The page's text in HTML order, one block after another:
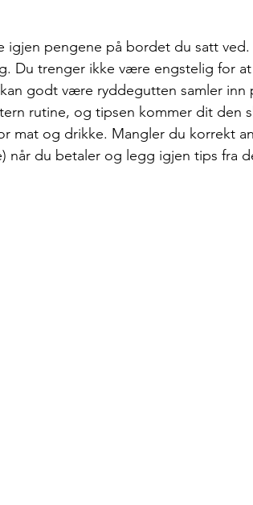
igjen pengene på bordet du satt ved.
Du trenger ikke være engstelig for at
godt være ryddegutten samler inn
rutine, og tipsen kommer dit den
mat og drikke. Mangler du korrekt
når du betaler og legg igjen tips fra